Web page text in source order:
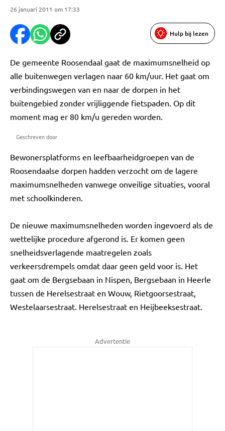
26 januari 2011 om 17:33
Hulp bij lezen
De gemeente Roosendaal gaat de maximumsnelheid op
alle buitenwegen verlagen naar 60 km/uur. Het gaat om
verbindingswegen van en naar de dorpen in het
buitengebied zonder vrijliggende fietspaden. Op dit
moment mag er 80 km/u gereden worden.
Geschreven door
Bewonersplatforms en leefbaarheidgroepen van de
Roosendaalse dorpen hadden verzocht om de lagere
maximumsnelheden vanwege onveilige situaties, vooral
met schoolkinderen.
De nieuwe maximumsnelheden worden ingevoerd als de
wettelijke procedure afgerond is. Er komen geen
snelheidsverlagende maatregelen zoals
verkeersdrempels omdat daar geen geld voor is. Het
gaat om de Bergsebaan in Nispen, Bergsebaan in Heerle
tussen de Herelsestraat en Wouw, Rietgoorsestraat,
Westelaarsestraat. Herelsestraat en Heijbeeksestraat.
Advertentie